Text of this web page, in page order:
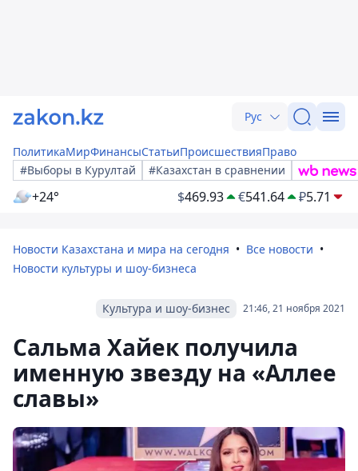
Рус
ПолитикаМирФинансыСтатьиПроисшествияПраво
#Выборы в Курултай
#Казахстан в сравнении
+24° $469.93 €541.64 ₽5.71
Новости Казахстана и мира на сегодня
Все новости
Новости культуры и шоу-бизнеса
21:46, 21 ноября 2021
Культура и шоу-бизнес
Сальма Хайек получила
именную звезду на «Аллее
славы»